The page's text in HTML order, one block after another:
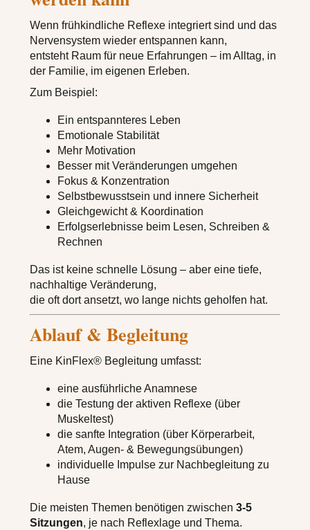
Wenn frühkindliche Reflexe integriert sind und das
Nervensystem wieder entspannen kann,
entsteht Raum für neue Erfahrungen – im Alltag, in
der Familie, im eigenen Erleben.
Zum Beispiel:
Ein entspannteres Leben
Emotionale Stabilität
Mehr Motivation
Besser mit Veränderungen umgehen
Fokus & Konzentration
Selbstbewusstsein und innere Sicherheit
Gleichgewicht & Koordination
Erfolgserlebnisse beim Lesen, Schreiben &
Rechnen
Das ist keine schnelle Lösung – aber eine tiefe,
nachhaltige Veränderung,
die oft dort ansetzt, wo lange nichts geholfen hat.
Ablauf & Begleitung
Eine KinFlex® Begleitung umfasst:
eine ausführliche Anamnese
die Testung der aktiven Reflexe (über
Muskeltest)
die sanfte Integration (über Körperarbeit,
Atem, Augen- & Bewegungsübungen)
individuelle Impulse zur Nachbegleitung zu
Hause
Die meisten Themen benötigen zwischen 3-5
Sitzungen, je nach Reflexlage und Thema.